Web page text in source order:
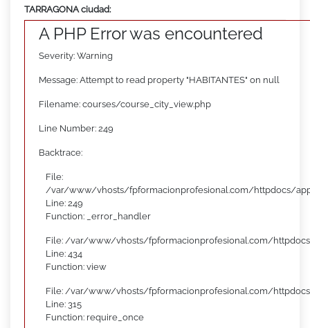
TARRAGONA ciudad:
A PHP Error was encountered
Severity: Warning
Message: Attempt to read property "HABITANTES" on null
Filename: courses/course_city_view.php
Line Number: 249
Backtrace:
File:
/var/www/vhosts/fpformacionprofesional.com/httpdocs/
Line: 249
Function: _error_handler
File: /var/www/vhosts/fpformacionprofesional.com/
Line: 434
Function: view
File: /var/www/vhosts/fpformacionprofesional.com/
Line: 315
Function: require_once